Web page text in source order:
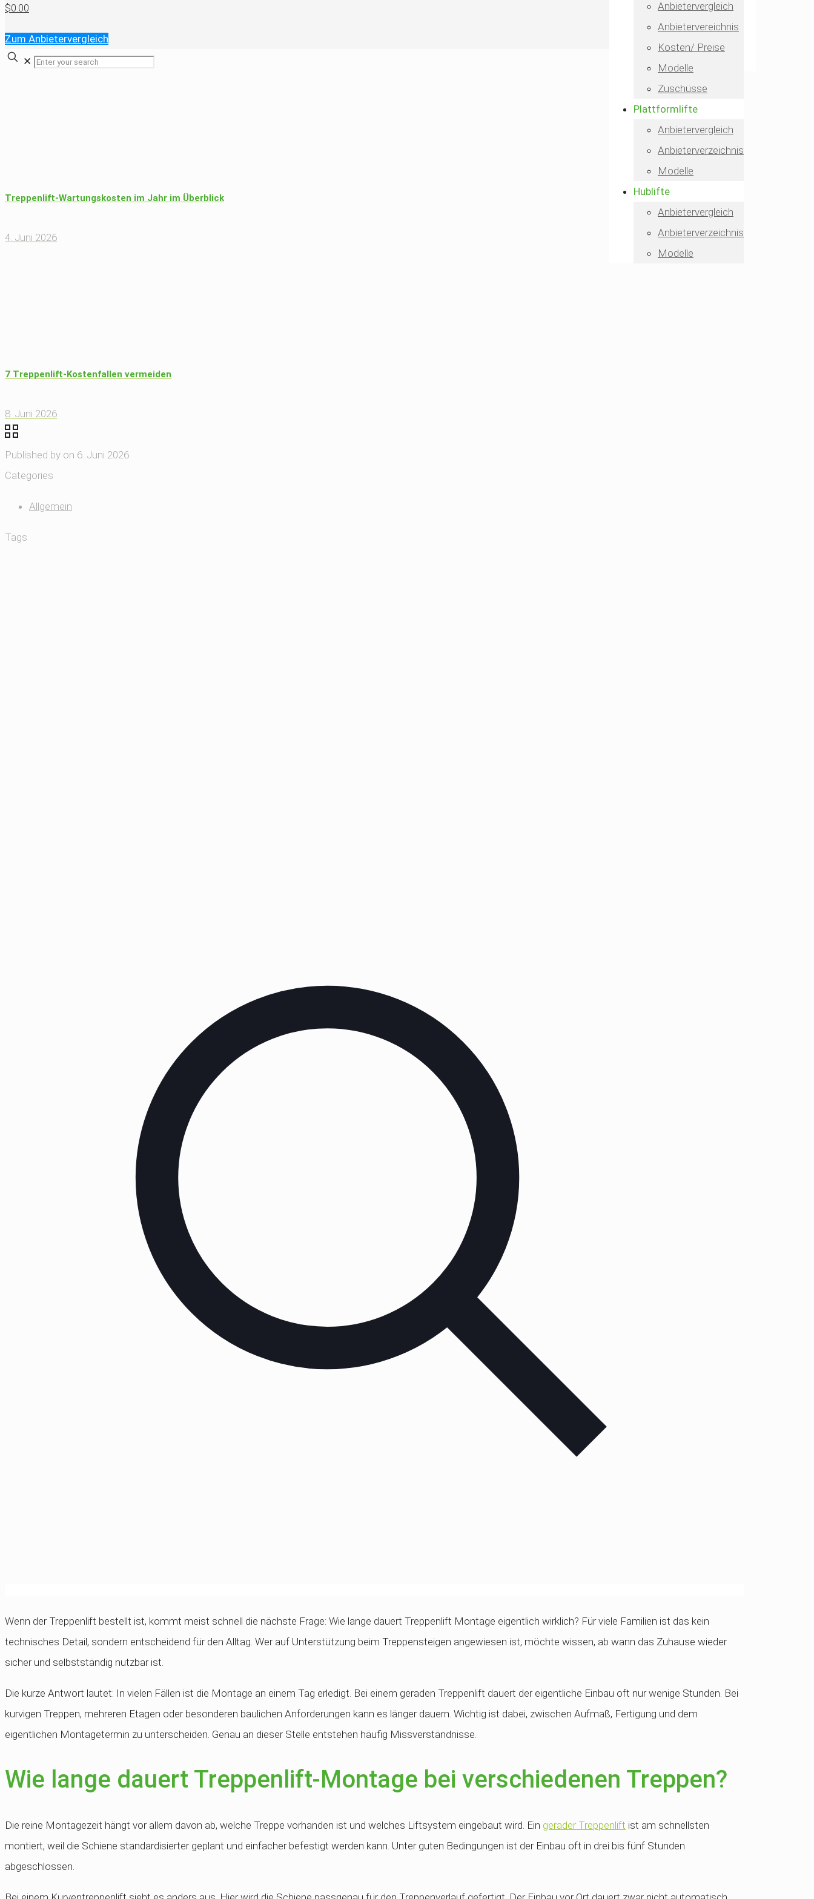
Anbietervergleich
Anbietervereichnis
Kosten/ Preise
Modelle
Zuschüsse
Plattformlifte
Anbietervergleich
Anbieterverzeichnis
Modelle
Hublifte
Anbietervergleich
Anbieterverzeichnis
Modelle
$0.00
Zum Anbietervergleich
✕
Treppenlift-Wartungskosten im Jahr im Überblick
4. Juni 2026
7 Treppenlift-Kostenfallen vermeiden
8. Juni 2026
Published by on 6. Juni 2026
Categories
Allgemein
Tags
Wenn der Treppenlift bestellt ist, kommt meist schnell die nächste Frage: Wie lange dauert Treppenlift Montage eigentlich wirklich? Für viele Familien ist das kein
technisches Detail, sondern entscheidend für den Alltag. Wer auf Unterstützung beim Treppensteigen angewiesen ist, möchte wissen, ab wann das Zuhause wieder
sicher und selbstständig nutzbar ist.
Die kurze Antwort lautet: In vielen Fällen ist die Montage an einem Tag erledigt. Bei einem geraden Treppenlift dauert der eigentliche Einbau oft nur wenige Stunden. Bei
kurvigen Treppen, mehreren Etagen oder besonderen baulichen Anforderungen kann es länger dauern. Wichtig ist dabei, zwischen Aufmaß, Fertigung und dem
eigentlichen Montagetermin zu unterscheiden. Genau an dieser Stelle entstehen häufig Missverständnisse.
Wie lange dauert Treppenlift-Montage bei verschiedenen Treppen?
Die reine Montagezeit hängt vor allem davon ab, welche Treppe vorhanden ist und welches Liftsystem eingebaut wird. Ein gerader Treppenlift ist am schnellsten
montiert, weil die Schiene standardisierter geplant und einfacher befestigt werden kann. Unter guten Bedingungen ist der Einbau oft in drei bis fünf Stunden
abgeschlossen.